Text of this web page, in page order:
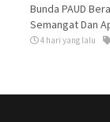
Bunda PAUD
Semangat Dan
4 hari yang lalu